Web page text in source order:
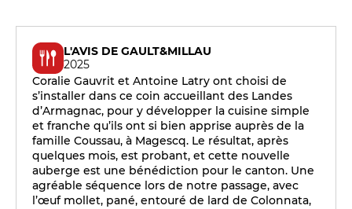
L'AVIS DE GAULT&MILLAU
2025
Coralie Gauvrit et Antoine Latry ont choisi de
s’installer dans ce coin accueillant des Landes
d’Armagnac, pour y développer la cuisine simple
et franche qu’ils ont si bien apprise auprès de la
famille Coussau, à Magescq. Le résultat, après
quelques mois, est probant, et cette nouvelle
auberge est une bénédiction pour le canton. Une
agréable séquence lors de notre passage, avec
l’œuf mollet, pané, entouré de lard de Colonnata,